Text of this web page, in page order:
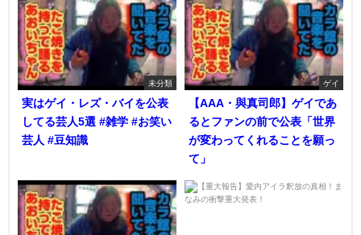
未分類
実はゲイ・レズ・バイを公表
してる芸人5選 #雑学 #お笑い
芸人 #豆知識
ゲイ
【AAA・與真司郎】ゲイであ
るとファンの前で公表「世界
が変わってくれることを願っ
て」